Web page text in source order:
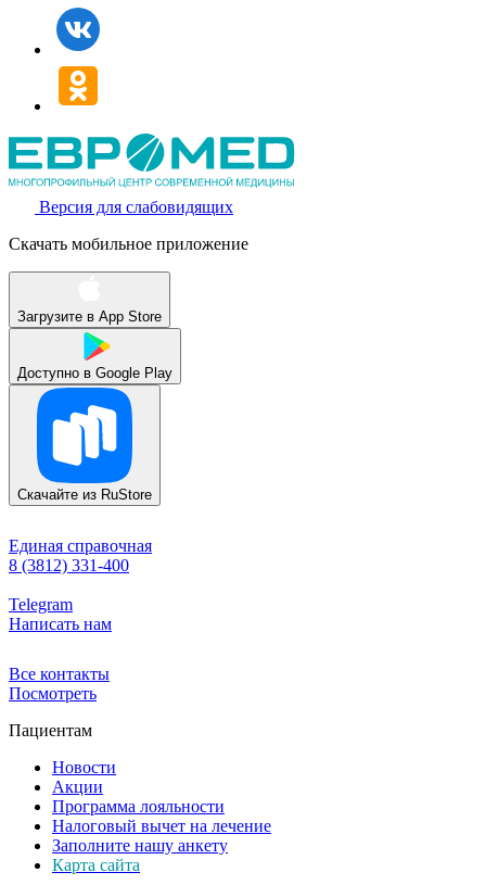
Версия для слабовидящих
Скачать мобильное приложение
Загрузите в App Store
Доступно в Google Play
Скачайте из RuStore
Единая справочная
8 (3812) 331-400
Telegram
Написать нам
Все контакты
Посмотреть
Пациентам
Новости
Акции
Программа лояльности
Налоговый вычет на лечение
Заполните нашу анкету
Карта сайта